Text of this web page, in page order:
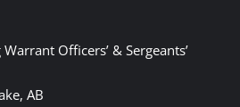
Officers’ & Sergeants’
AB